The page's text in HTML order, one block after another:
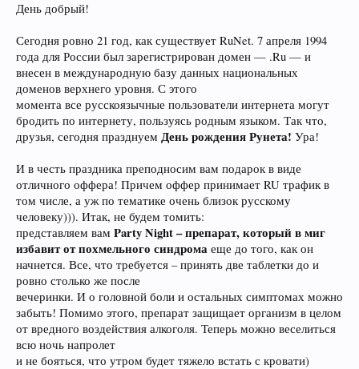
День добрый!
Сегодня ровно 21 год, как существует RuNet. 7 апреля 1994
года для России был зарегистрирован домен — .Ru — и
внесен в международную базу данных национальных
доменов верхнего уровня. С этого
момента все русскоязычные пользователи интернета могут
бродить по интернету, пользуясь родным языком. Так что,
друзья, сегодня празднуем День рождения Рунета! Ура!
И в честь праздника преподносим вам подарок в виде
отличного оффера! Причем оффер принимает RU трафик в
том числе, а уж по тематике очень близок русскому
человеку))). Итак, не будем томить:
представляем вам Party Night – препарат, который в миг
избавит от похмельного синдрома еще до того, как он
начнется. Все, что требуется – принять две таблетки до и
ровно столько же после
вечеринки. И о головной боли и остальных симптомах можно
забыть! Помимо этого, препарат защищает организм в целом
от вредного воздействия алкоголя. Теперь можно веселиться
всю ночь напролет
и не бояться, что утром будет тяжело встать с кровати)